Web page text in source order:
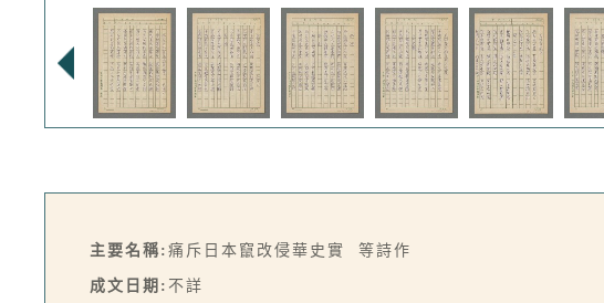
主要名稱: 痛斥日本竄改侵華史實 等詩作
成文日期: 不詳